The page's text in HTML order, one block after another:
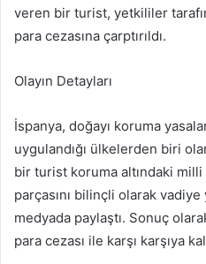
veren bir turist, yetkililer
para cezasına çarptırıldı.
Olayın Detayları
İspanya, doğayı koruma
uygulandığı ülkelerden biri
bir turist koruma altındaki
parçasını bilinçli olarak
medyada paylaştı. Sonuç
para cezası ile karşı karşıya